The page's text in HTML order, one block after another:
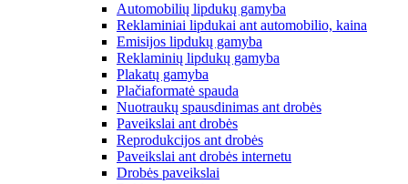
Automobilių lipdukų gamyba
Reklaminiai lipdukai ant automobilio, kaina
Emisijos lipdukų gamyba
Reklaminių lipdukų gamyba
Plakatų gamyba
Plačiaformatė spauda
Nuotraukų spausdinimas ant drobės
Paveikslai ant drobės
Reprodukcijos ant drobės
Paveikslai ant drobės internetu
Drobės paveikslai